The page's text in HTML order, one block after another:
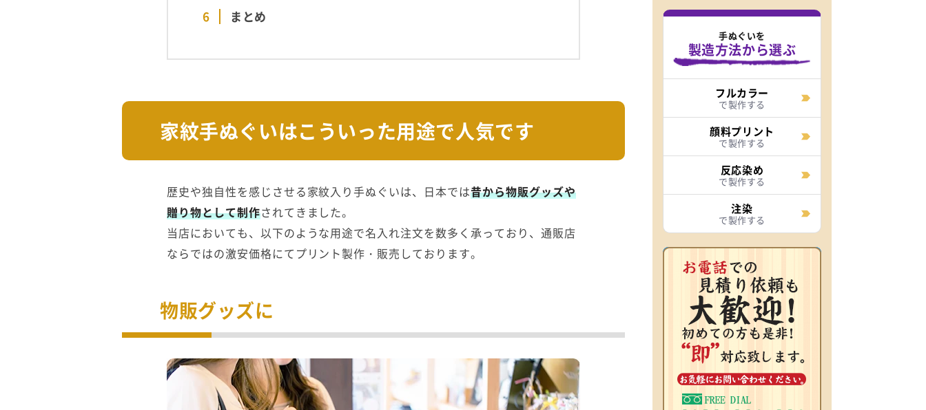
まとめ
家紋手ぬぐいはこういった用途で人気です
歴史や独自性を感じさせる家紋入り手ぬぐいは、日本では昔から物販グッズや
贈り物として制作されてきました。
当店においても、以下のような用途で名入れ注文を数多く承っており、通販店
ならではの激安価格にてプリント製作・販売しております。
物販グッズに
手ぬぐいを
製造方法から選ぶ
フルカラー
で製作する
顔料プリント
で製作する
反応染め
で製作する
注染
で製作する